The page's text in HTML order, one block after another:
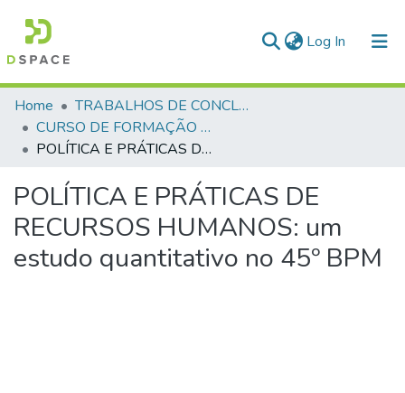
Log In (current)
Communities & Collections
All of DSpace
Home
TRABALHOS DE CONCLUSÃO DE CURSO - CFO (CURSO DE FORMAÇÃO DE OFICIAIS)
CURSO DE FORMAÇÃO DE OFICIAIS - 47ª TURMA CFO – ASPIRANTES - 2025
POLÍTICA E PRÁTICAS DE RECURSOS HUMANOS: um estudo quantitativo no 45º BPM
POLÍTICA E PRÁTICAS DE
RECURSOS HUMANOS: um
estudo quantitativo no 45º BPM